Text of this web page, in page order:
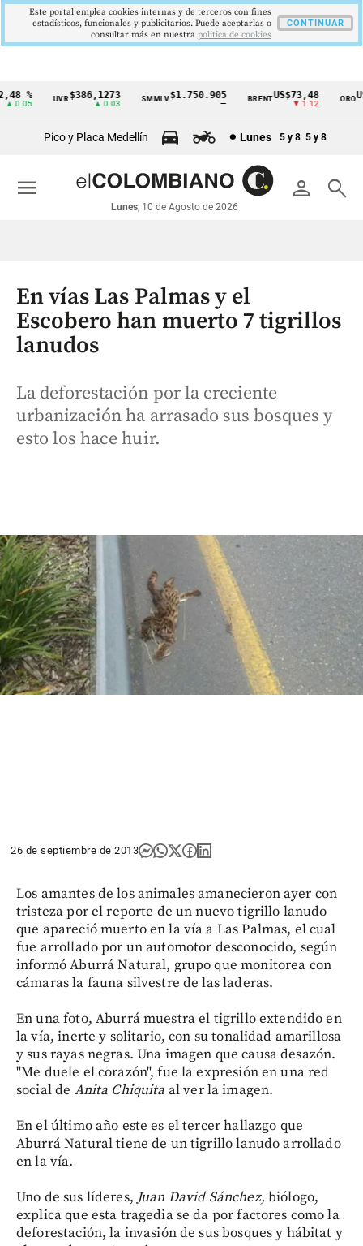
Cintillo
económicos
Colombia
% UVR$386,1273
▲ 0.03
SMMLV$1.750.905 BRENTUS$73,48
▼ 1.12
ORO
Pico y Placa Medellín Lunes 5 y 8 5 y 8
person search
Lunes, 10 de Agosto de 2026
menu
En vías Las Palmas y el
Escobero han muerto 7 tigrillos
lanudos
La deforestación por la creciente
urbanización ha arrasado sus bosques y
esto los hace huir.
26 de septiembre de 2013
Los amantes de los animales amanecieron ayer con
tristeza por el reporte de un nuevo tigrillo lanudo
que apareció muerto en la vía a Las Palmas, el cual
fue arrollado por un automotor desconocido, según
informó Aburrá Natural, grupo que monitorea con
cámaras la fauna silvestre de las laderas.
En una foto, Aburrá muestra el tigrillo extendido en
la vía, inerte y solitario, con su tonalidad amarillosa
y sus rayas negras. Una imagen que causa desazón.
"Me duele el corazón", fue la expresión en una red
social de Anita Chiquita al ver la imagen.
En el último año este es el tercer hallazgo que
Aburrá Natural tiene de un tigrillo lanudo arrollado
en la vía.
Uno de sus líderes, Juan David Sánchez, biólogo,
explica que esta tragedia se da por factores como la
deforestación, la invasión de sus bosques y hábitat y
Este portal emplea cookies internas y de terceros con fines
estadísticos, funcionales y publicitarios. Puede aceptarlas o
consultar más en nuestra politica de cookies
CONTINUAR